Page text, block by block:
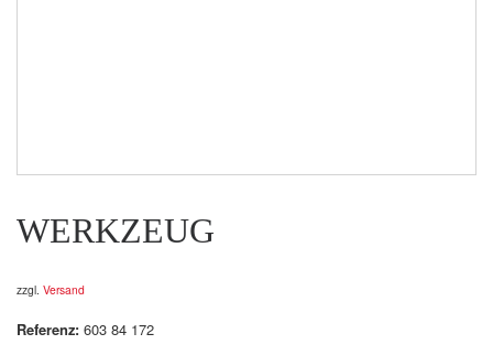
WERKZEUG
zzgl. Versand
Referenz: 603 84 172